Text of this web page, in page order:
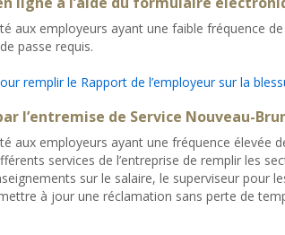
aux employeurs ayant une faible fréquence de
passe requis.
remplir le Rapport de l’employeur sur la
l’entremise de Service Nouveau-
aux employeurs ayant une fréquence élevée
services de l’entreprise de remplir les
sur le salaire, le superviseur pour
à jour une réclamation sans perte de